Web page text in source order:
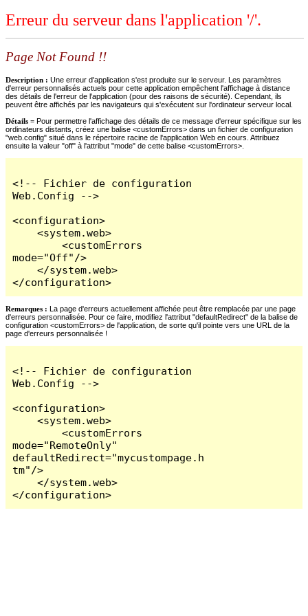
Erreur du serveur dans l'application '/'.
Page Not Found !!
Description : Une erreur d'application s'est produite sur le serveur. Les paramètres
d'erreur personnalisés actuels pour cette application empêchent l'affichage à distance
des détails de l'erreur de l'application (pour des raisons de sécurité). Cependant, ils
peuvent être affichés par les navigateurs qui s'exécutent sur l'ordinateur serveur local.
Détails = Pour permettre l'affichage des détails de ce message d'erreur spécifique sur les
ordinateurs distants, créez une balise <customErrors> dans un fichier de configuration
"web.config" situé dans le répertoire racine de l'application Web en cours. Attribuez
ensuite la valeur "off" à l'attribut "mode" de cette balise <customErrors>.
<!-- Fichier de configuration
Web.Config -->
<configuration>
    <system.web>
        <customErrors
mode="Off"/>
    </system.web>
</configuration>
Remarques : La page d'erreurs actuellement affichée peut être remplacée par une page
d'erreurs personnalisée. Pour ce faire, modifiez l'attribut "defaultRedirect" de la balise de
configuration <customErrors> de l'application, de sorte qu'il pointe vers une URL de la
page d'erreurs personnalisée !
<!-- Fichier de configuration
Web.Config -->
<configuration>
    <system.web>
        <customErrors
mode="RemoteOnly"
defaultRedirect="mycustompage.h
tm"/>
    </system.web>
</configuration>